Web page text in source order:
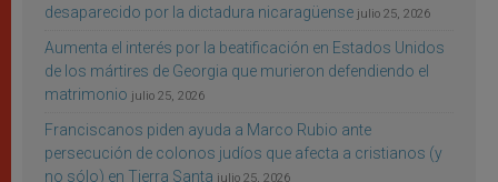
desaparecido por la dictadura nicaragüense julio 25, 2026
Aumenta el interés por la beatificación en Estados Unidos
de los mártires de Georgia que murieron defendiendo el
matrimonio julio 25, 2026
Franciscanos piden ayuda a Marco Rubio ante
persecución de colonos judíos que afecta a cristianos (y
no sólo) en Tierra Santa julio 25, 2026